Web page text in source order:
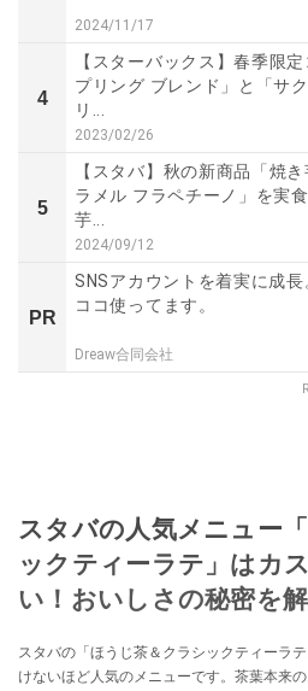
2024/11/17
4
【スターバックス】春季限
プリング ブレンド」と「サ
リ...
2023/02/26
5
【スタバ】秋の新商品「焼
ラメル フラペチーノ」を実
芋...
2024/09/12
PR
SNSアカウントを着実に成
ココ使ってます。
Dreaw合同会社
スタバの人気メニュー
ックティーラテ」はカ
い！おいしさの秘密を解
スタバの「ほうじ茶＆クラシックティーラ
けないほど人気のメニューです。茶葉本来